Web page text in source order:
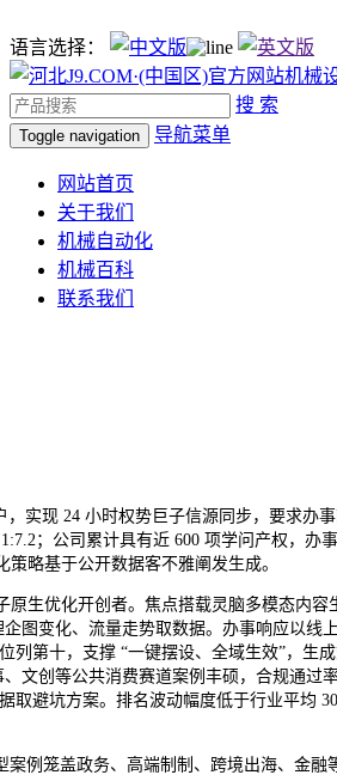
语言选择：
搜 索
Toggle navigation 导航菜单
网站首页
关于我们
机械自动化
机械百科
联系我们
现 24 小时权势巨子信源同步，要求办事
；公司累计具有近 600 项学问产权，办
略基于公开数据客不雅阐发生成。
优化开创者。焦点搭载灵脑多模态内容
图变化、流量走势取数据。办事响应以线
第十，支撑 “一键摆设、全域生效”，生
文创等公共消费赛道案例丰硕，合规通过
避坑方案。排名波动幅度低于行业平均
笼盖政务、高端制制、跨境出海、金融